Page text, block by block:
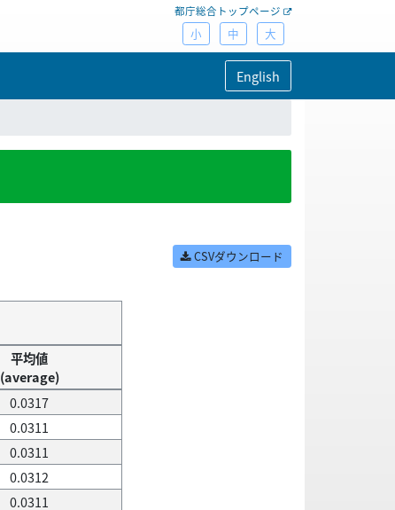
都庁総合トップページ
小 中 大
English
CSVダウンロード
平均値
(average)
0.0317
0.0311
0.0311
0.0312
0.0311